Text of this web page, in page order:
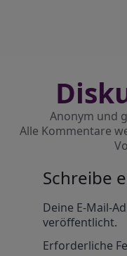
Anonym und
Alle Kommentare
Schreibe
Deine E-Mail-
veröffentlicht.
Erforderliche